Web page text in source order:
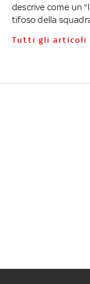
descrive come un
tifoso della
Tutti gli articoli